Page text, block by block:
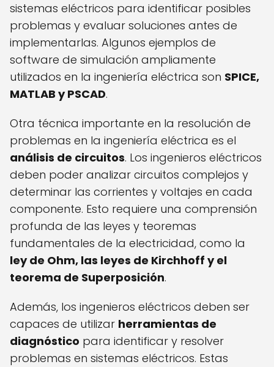
sistemas eléctricos para identificar posibles
problemas y evaluar soluciones antes de
implementarlas. Algunos ejemplos de
software de simulación ampliamente
utilizados en la ingeniería eléctrica son SPICE,
MATLAB y PSCAD.
Otra técnica importante en la resolución de
problemas en la ingeniería eléctrica es el
análisis de circuitos. Los ingenieros eléctricos
deben poder analizar circuitos complejos y
determinar las corrientes y voltajes en cada
componente. Esto requiere una comprensión
profunda de las leyes y teoremas
fundamentales de la electricidad, como la
ley de Ohm, las leyes de Kirchhoff y el
teorema de Superposición.
Además, los ingenieros eléctricos deben ser
capaces de utilizar herramientas de
diagnóstico para identificar y resolver
problemas en sistemas eléctricos. Estas